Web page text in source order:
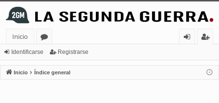
Inicio
or
os
nt
ifi
ist
ra
Identificarse Registrarse
Inicio Índice general